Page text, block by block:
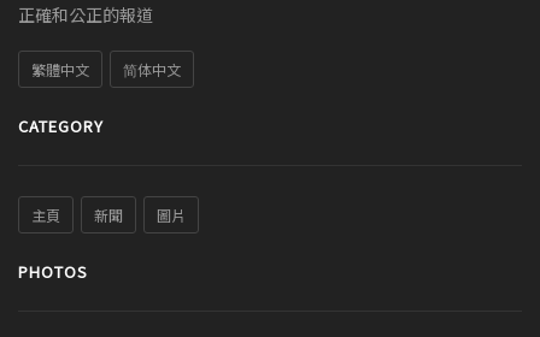
正確和公正的報道
繁體中文 简体中文
CATEGORY
主頁 新聞 圖片
PHOTOS